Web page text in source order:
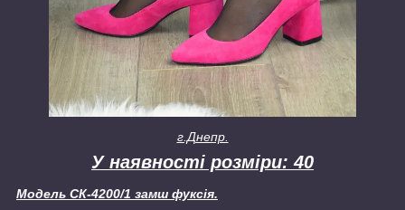
г.Днепр.
У наявності розміри: 40
Модель СК-4200/1 замш фуксія.